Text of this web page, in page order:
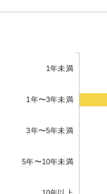
1年未満
1年〜3年未満
3年〜5年未満
5年〜10年未満